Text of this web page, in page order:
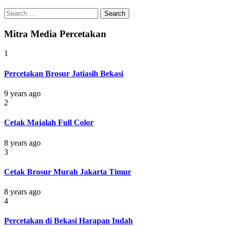
Search
for:
Mitra Media Percetakan
1
Percetakan Brosur Jatiasih Bekasi
9 years ago
2
Cetak Majalah Full Color
8 years ago
3
Cetak Brosur Murah Jakarta Timur
8 years ago
4
Percetakan di Bekasi Harapan Indah